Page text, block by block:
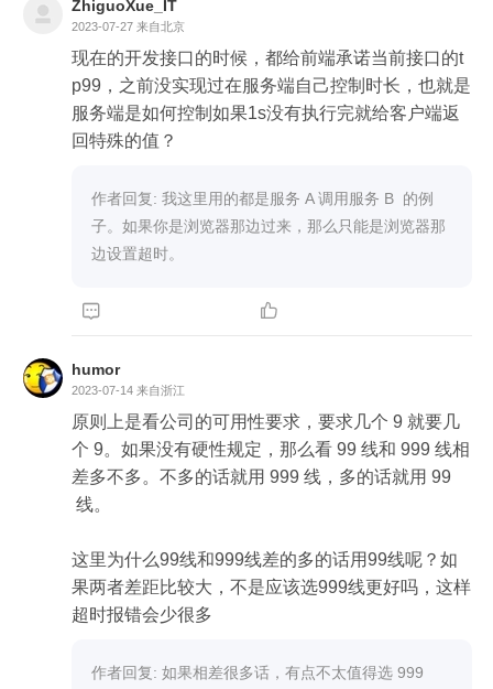
ZhiguoXue_IT
2023-07-27 来自北京
现在的开发接口的时候，都给前端承诺当前接口的t
p99，之前没实现过在服务端自己控制时长，也就是
服务端是如何控制如果1s没有执行完就给客户端返
回特殊的值？
作者回复: 我这里用的都是服务 A 调用服务 B  的例
子。如果你是浏览器那边过来，那么只能是浏览器那
边设置超时。
 
humor
2023-07-14 来自浙江
原则上是看公司的可用性要求，要求几个 9 就要几
个 9。如果没有硬性规定，那么看 99 线和 999 线相
差多不多。不多的话就用 999 线，多的话就用 99
线。
这里为什么99线和999线差的多的话用99线呢？如
果两者差距比较大，不是应该选999线更好吗，这样
超时报错会少很多
作者回复: 如果相差很多话，有点不太值得选 999